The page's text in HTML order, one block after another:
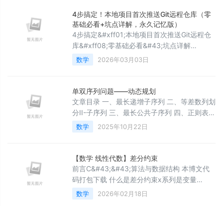
BFS 多源扩散、拓扑排序、前缀树四个核心图
论技巧&#xff0c;是竞赛和面试的高频考点。
一、前置知识&#xff1
4步搞定！本地项目首次推送Git远程仓库（零
基础必看+坑点详解，永久记忆版）
4步搞定&#xff01;本地项目首次推送Git远程仓
库&#xff08;零基础必看&#43;坑点详解
&#xff0c;永久记忆版&#xff09; 摘要&#xff1a;还
在为首次推送Git项目发愁&#xff1f;这篇文章用
你一次性搞定本地项目到GitHub/Gitee/GitLab
的首次推送。无论你是编程新手还是偶尔忘记
流程的老手&#xff0c;
数学 2026年03月03日
单双序列问题——动态规划
文章目录 一、最长递增子序列 二、等差数列划
分II-子序列 三、最长公共子序列 四、正则表达
式匹配 动态规划是解决复杂算法问题的利
器&#xff0c;本文将聚焦于单序列与双序列两类
正则表达式匹配等典型案例&#xff0c;深入剖析
动态规划的状态定义与转移方程构建思路。
在阅读该文章时最好对基础的动态规划有
所了解&#xff0c
数学 2025年10月22日
【数学 线性代数】差分约束
前言C&#43;&#43;算法与数据结构 本博文代
码打包下载 什么是差分约束x系列是变量
&#xff0c;y系列是常量&#xff0c;差分系统由若
干如下不等式组成。 x1-x2 &lt;&#61; y1 x2-
数学 2026年02月18日